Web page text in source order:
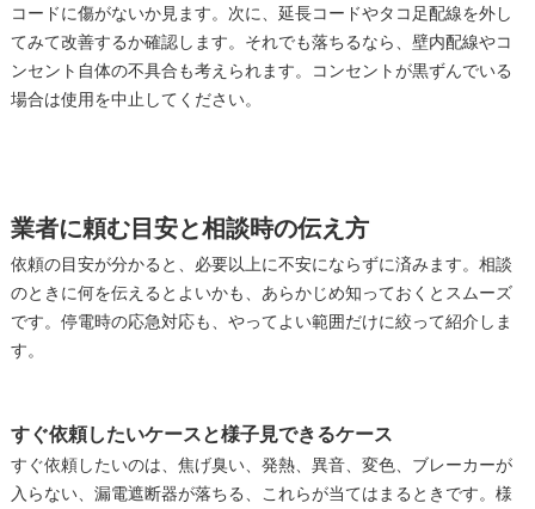
コードに傷がないか見ます。次に、延長コードやタコ足配線を外し
てみて改善するか確認します。それでも落ちるなら、壁内配線やコ
ンセント自体の不具合も考えられます。コンセントが黒ずんでいる
場合は使用を中止してください。
業者に頼む目安と相談時の伝え方
依頼の目安が分かると、必要以上に不安にならずに済みます。相談
のときに何を伝えるとよいかも、あらかじめ知っておくとスムーズ
です。停電時の応急対応も、やってよい範囲だけに絞って紹介しま
す。
すぐ依頼したいケースと様子見できるケース
すぐ依頼したいのは、焦げ臭い、発熱、異音、変色、ブレーカーが
入らない、漏電遮断器が落ちる、これらが当てはまるときです。様